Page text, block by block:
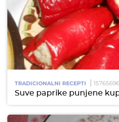
TRADICIONALNI RECEPTI
Suve paprike punjene